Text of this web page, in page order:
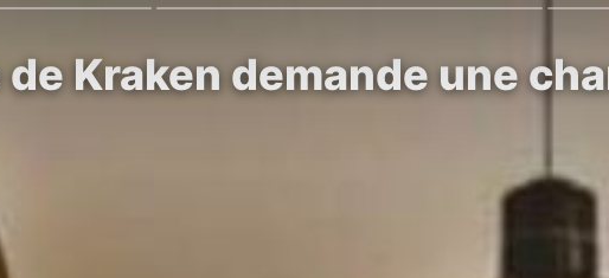
Kraken demande une